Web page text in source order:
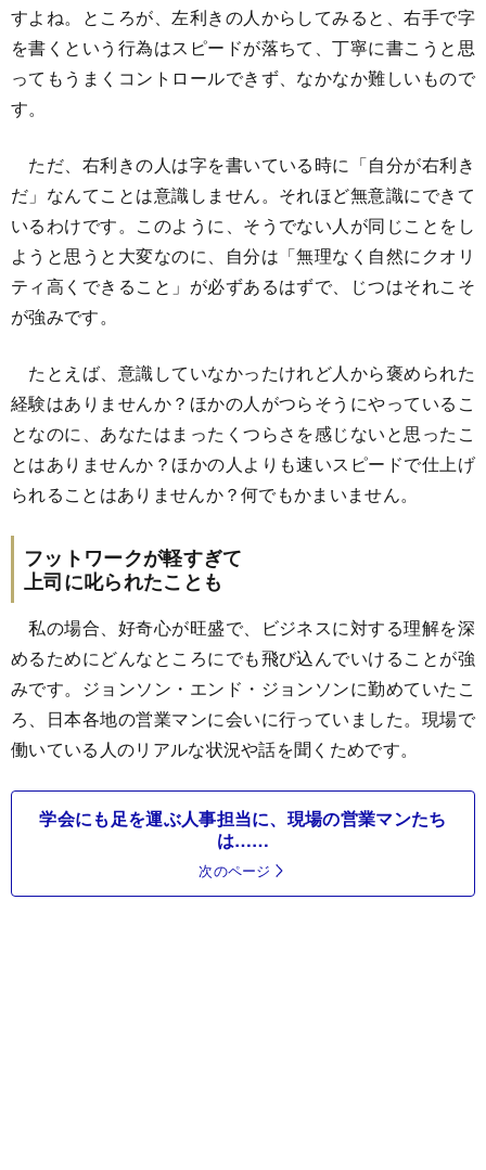
すよね。ところが、左利きの人からしてみると、右手で字
を書くという行為はスピードが落ちて、丁寧に書こうと思
ってもうまくコントロールできず、なかなか難しいもので
す。
ただ、右利きの人は字を書いている時に「自分が右利き
だ」なんてことは意識しません。それほど無意識にできて
いるわけです。このように、そうでない人が同じことをし
ようと思うと大変なのに、自分は「無理なく自然にクオリ
ティ高くできること」が必ずあるはずで、じつはそれこそ
が強みです。
たとえば、意識していなかったけれど人から褒められた
経験はありませんか？ほかの人がつらそうにやっているこ
となのに、あなたはまったくつらさを感じないと思ったこ
とはありませんか？ほかの人よりも速いスピードで仕上げ
られることはありませんか？何でもかまいません。
フットワークが軽すぎて
上司に叱られたことも
私の場合、好奇心が旺盛で、ビジネスに対する理解を深
めるためにどんなところにでも飛び込んでいけることが強
みです。ジョンソン・エンド・ジョンソンに勤めていたこ
ろ、日本各地の営業マンに会いに行っていました。現場で
働いている人のリアルな状況や話を聞くためです。
学会にも足を運ぶ人事担当に、現場の営業マンたち
は……
次のページ